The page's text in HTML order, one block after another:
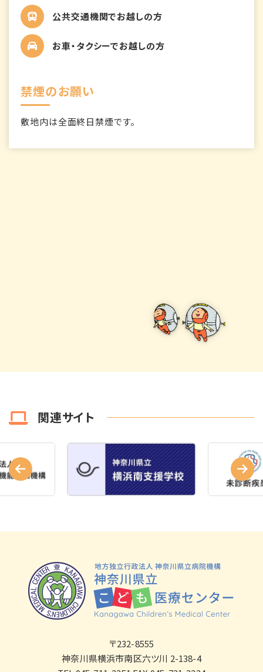
公共交通機関でお越しの方
お車・タクシーでお越しの方
禁煙のお願い
敷地内は全面終日禁煙です。
関連サイト
〒232-8555
神奈川県横浜市南区六ツ川 2-138-4